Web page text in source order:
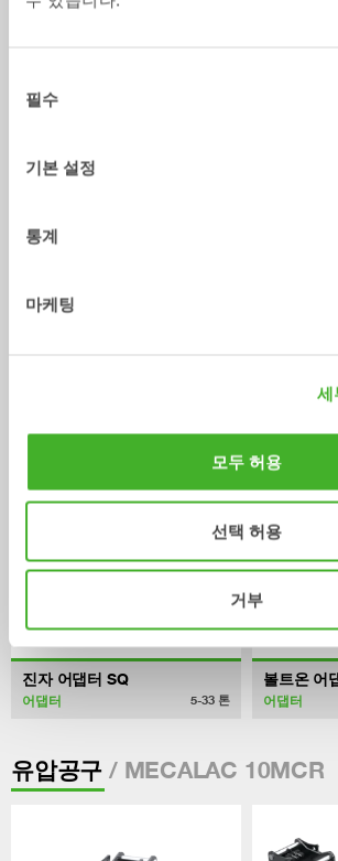
필수
기본 설정
통계
마케팅
세
모두 허용
선택 허용
거부
어댑터
진자 어댑터 SQ
어댑터 5-33 톤
볼트온 어
어댑터
유압공구 / MECALAC 10MCR